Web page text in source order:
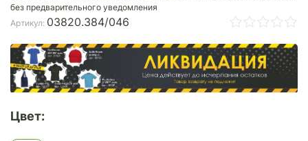
без предварительного уведомления
Артикул: 03820.384/046
Цвет: